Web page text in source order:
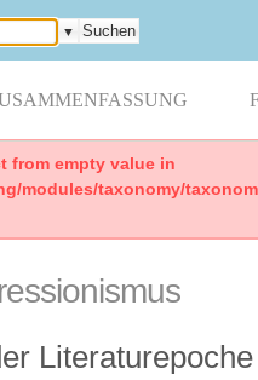
▼
from empty value in
modules/taxonomy/
Literaturepoche